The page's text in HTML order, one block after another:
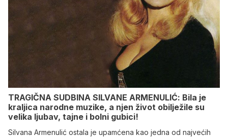
TRAGIČNA SUDBINA SILVANE ARMENULIĆ: Bila je
kraljica narodne muzike, a njen život obilježile su
velika ljubav, tajne i bolni gubici!
Silvana Armenulić ostala je upamćena kao jedna od najvećih